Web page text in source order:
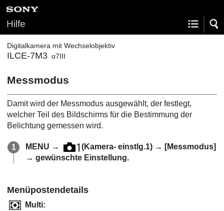
Hilfe
Digitalkamera mit Wechselobjektiv
ILCE-7M3 α7III
Messmodus
Damit wird der Messmodus ausgewählt, der festlegt,
welcher Teil des Bildschirms für die Bestimmung der
Belichtung gemessen wird.
MENU → (Kamera- einstlg.1) → [Messmodus]
→ gewünschte Einstellung.
Menüpostendetails
Multi: